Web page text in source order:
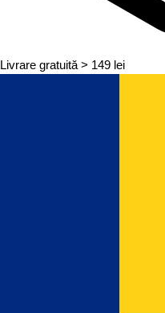
Livrare gratuită > 149 lei